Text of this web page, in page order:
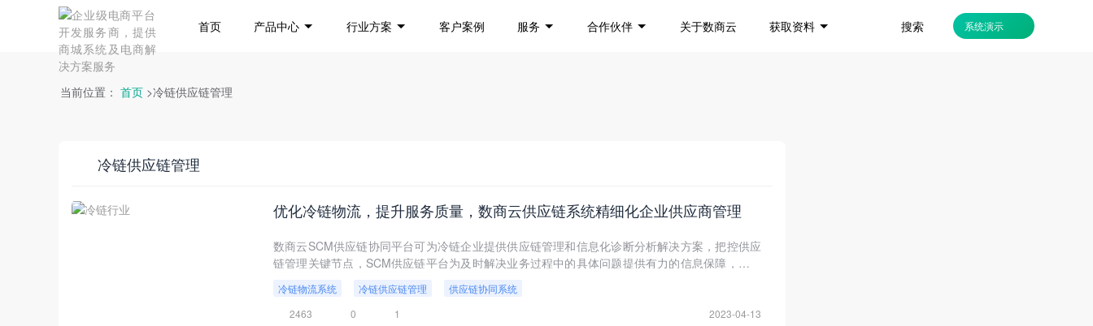
首页 产品中心 行业方案 客户案例 服务 合作伙伴 关于数商云 获取资料 搜索 系统演示
当前位置： 首页 >冷链供应链管理
冷链供应链管理
优化冷链物流，提升服务质量，数商云供应链系统精细化企业供应商管理
数商云SCM供应链协同平台可为冷链企业提供供应链管理和信息化诊断分析解决方案，把控供应
链管理关键节点，SCM供应链平台为及时解决业务过程中的具体问题提供有力的信息保障，降低
决策成本。
冷链物流系统 冷链供应链管理
供应链协同系统
2463
0 1 2023-04-13